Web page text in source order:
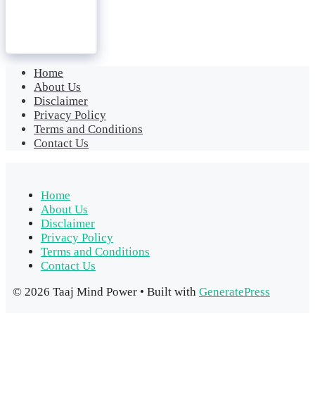
Home
About Us
Disclaimer
Privacy Policy
Terms and Conditions
Contact Us
Home
About Us
Disclaimer
Privacy Policy
Terms and Conditions
Contact Us
© 2026 Taaj Mind Power • Built with GeneratePress